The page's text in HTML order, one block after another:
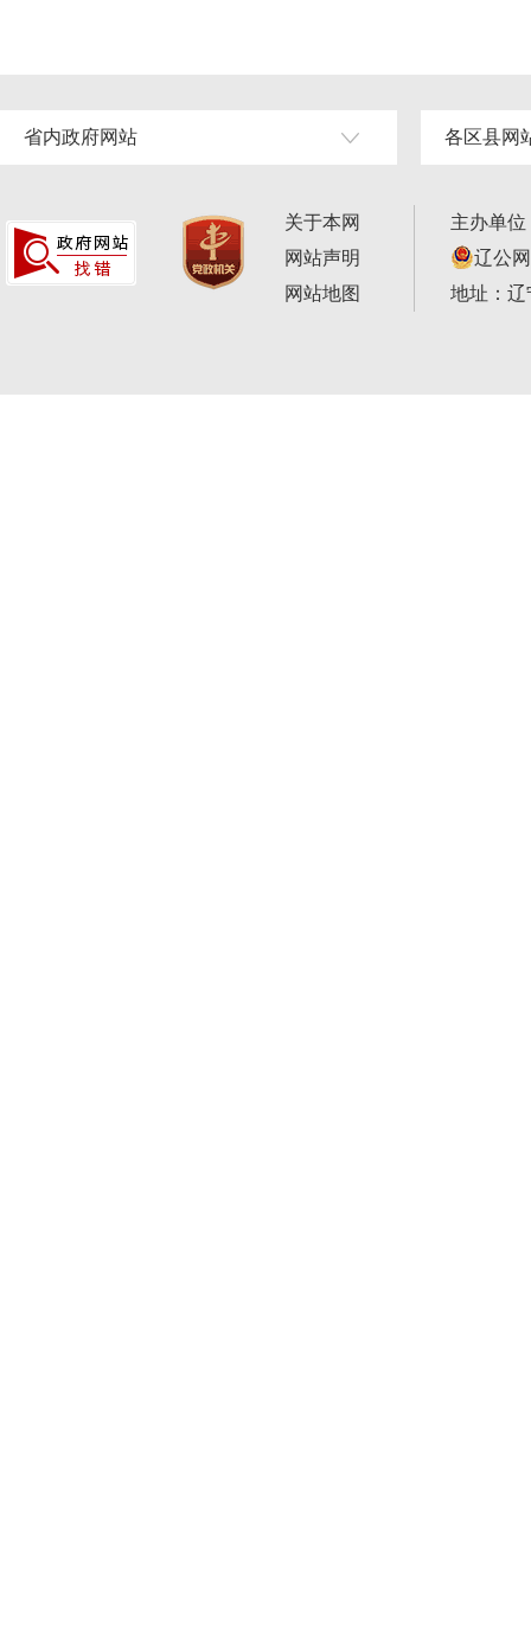
省内政府网站 各区县网
关于本网
网站声明
网站地图
主办单
辽公
地址：辽